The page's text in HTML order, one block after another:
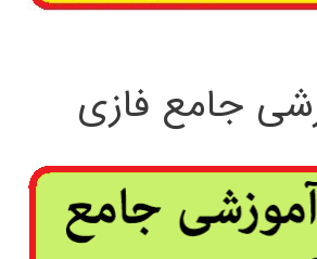
جامع فازی